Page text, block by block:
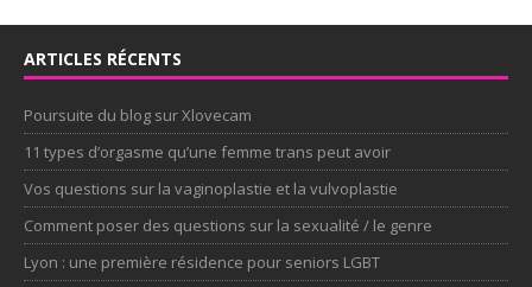
ARTICLES RÉCENTS
Poursuite du blog sur Xlovecam
11 types d’orgasme qu’une femme trans peut avoir
Vos questions sur la vaginoplastie et la vulvoplastie
Comment poser des questions sur la sexualité / le genre
Lyon : une première résidence pour seniors LGBT